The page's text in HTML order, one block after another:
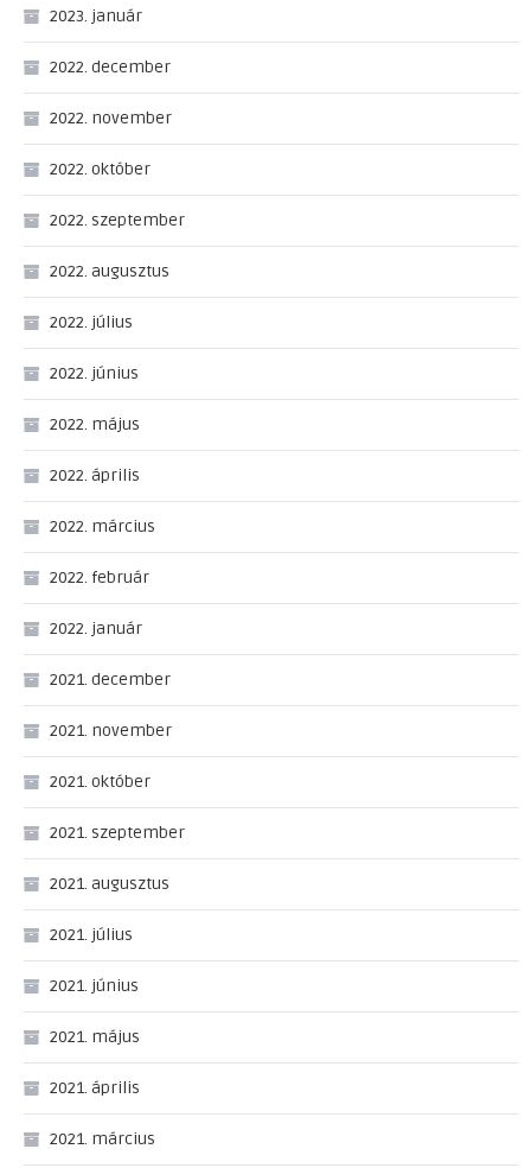
2023. január
2022. december
2022. november
2022. október
2022. szeptember
2022. augusztus
2022. július
2022. június
2022. május
2022. április
2022. március
2022. február
2022. január
2021. december
2021. november
2021. október
2021. szeptember
2021. augusztus
2021. július
2021. június
2021. május
2021. április
2021. március